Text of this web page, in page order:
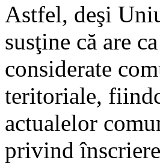
Astfel, deşi
susţine că are
considerate
teritoriale,
actualelor
privind